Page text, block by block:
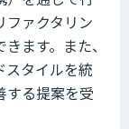
ファクタリン
ます。また、
スタイルを統
する提案を受